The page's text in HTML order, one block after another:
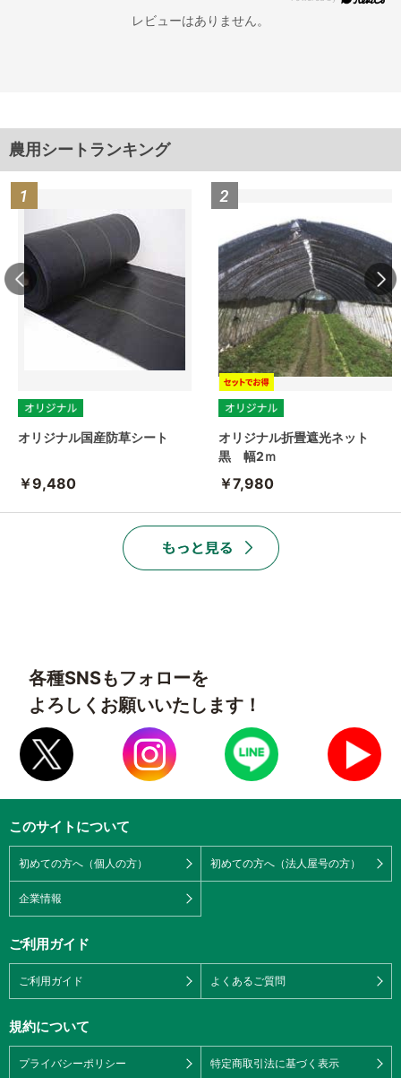
レビューはありません。
農用シートランキング
オリジナル国産防草シート
￥9,480
オリジナル折畳遮光ネット
黒 幅2ｍ
￥7,980
各種SNSもフォローを
よろしくお願いいたします！
このサイトについて
初めての方へ（個人の方） 初めての方へ（法人屋号の方）
企業情報
ご利用ガイド
ご利用ガイド よくあるご質問
規約について
プライバシーポリシー 特定商取引法に基づく表示